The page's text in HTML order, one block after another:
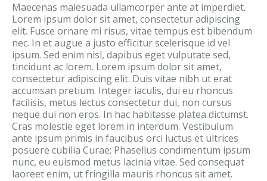
Maecenas malesuada ullamcorper ante at imperdiet.
Lorem ipsum dolor sit amet, consectetur adipiscing
elit. Fusce ornare mi risus, vitae tempus est bibendum
nec. In et augue a justo efficitur scelerisque id vel
ipsum. Sed enim nisl, dapibus eget vulputate sed,
tincidunt ac lorem. Lorem ipsum dolor sit amet,
consectetur adipiscing elit. Duis vitae nibh ut erat
accumsan pretium. Integer iaculis, dui eu rhoncus
facilisis, metus lectus consectetur dui, non cursus
neque dui non eros. In hac habitasse platea dictumst.
Cras molestie eget lorem in interdum. Vestibulum
ante ipsum primis in faucibus orci luctus et ultrices
posuere cubilia Curae; Phasellus condimentum ipsum
nunc, eu euismod metus lacinia vitae. Sed consequat
laoreet enim, ut fringilla mauris rhoncus sit amet.